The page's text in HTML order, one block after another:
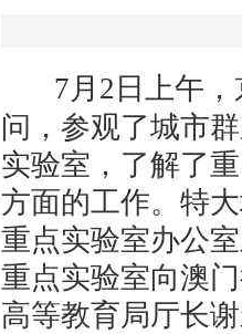
7月2日上午
问，参观了城市
实验室，了解了
方面的工作。特
重点实验室办公
重点实验室向澳
高等教育局厅长